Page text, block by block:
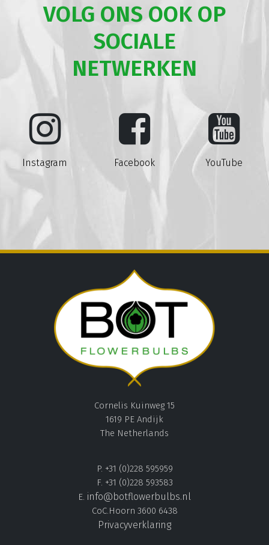
VOLG ONS OOK OP
SOCIALE
NETWERKEN
Instagram Facebook YouTube
Cornelis Kuinweg 15
1619 PE Andijk
The Netherlands
P. +31 (0)228 595959
F. +31 (0)228 593583
E. info@botflowerbulbs.nl
CoC.Hoorn 3600 6438
Privacyverklaring